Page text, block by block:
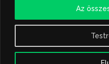
Az
ismertetése, illetve
csak hivatkozással,
Hivatkozás formája: